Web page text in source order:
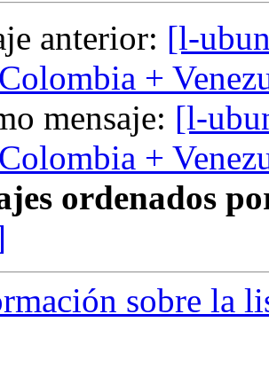
anterior: [l-
+
mensaje: [l-
+
ordenados
sobre la